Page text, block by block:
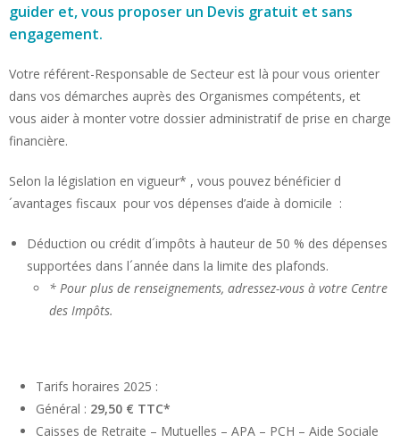
guider et, vous proposer un Devis gratuit et sans
engagement.
Votre référent-Responsable de Secteur est là pour vous orienter
dans vos démarches auprès des Organismes compétents, et
vous aider à monter votre dossier administratif de prise en charge
financière.
Selon la législation en vigueur* , vous pouvez bénéficier d
´avantages fiscaux pour vos dépenses d’aide à domicile :
Déduction ou crédit d´impôts à hauteur de 50 % des dépenses
supportées dans l´année dans la limite des plafonds.
* Pour plus de renseignements, adressez-vous à votre Centre
des Impôts.
Tarifs horaires 2025 :
Général : 29,50 € TTC*
Caisses de Retraite – Mutuelles – APA – PCH – Aide Sociale